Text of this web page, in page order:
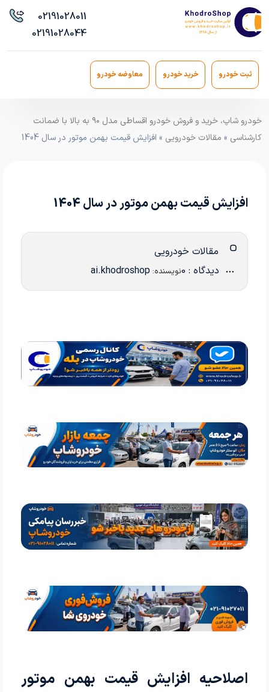
02191028011
02191028044
ثبت خودرو خرید خودرو معاوضه خودرو
خودرو شاپ، خرید و فروش خودرو اقساطی مدل ۹۰ به بالا با ضمانت
کارشناسی » مقالات خودرویی » افزایش قیمت بهمن موتور در سال 1404
افزایش قیمت بهمن موتور در سال 1404
مقالات خودرویی
دیدگاه : 0 نویسنده: ai.khodroshop
اصلاحیه افزایش قیمت بهمن موتور